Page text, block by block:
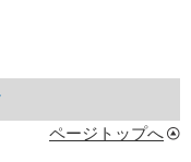
ページトップへ